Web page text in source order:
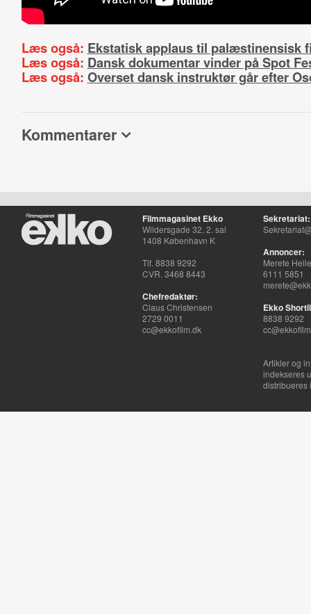
Læs også: Ekstatisk applaus til palæstinensisk
Læs også: Dansk dokumentar vinder på Spot
Læs også: Overset dansk instruktør går efter
Kommentarer
Filmmagasinet Ekko
Wildersgade 32, 2. sal
1408 København K
Tlf. 8838 9292
CVR. 3468 8443
Chefredaktør:
Claus Christensen
2729 0011
cc@ekkofilm.dk
Sekretariat:
Annoncer:
Merete
6111 5851
Ekko
8838 9292
Artikler og
indekseres
distribueres